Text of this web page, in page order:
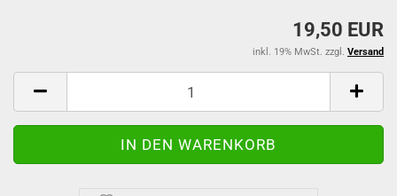
19,50 EUR
inkl. 19% MwSt. zzgl. Versand